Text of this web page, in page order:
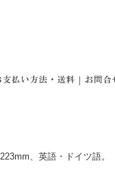
、英語・ドイツ語。